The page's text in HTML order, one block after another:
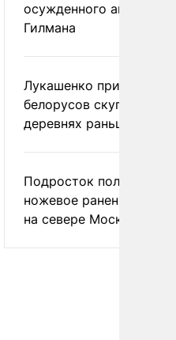
осужденного
Гилмана
Лукашенко призвал
белорусов скупать
деревнях раньше
Подросток получил
ножевое ранение в
на севере Москвы